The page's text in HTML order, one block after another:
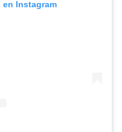
en Instagram